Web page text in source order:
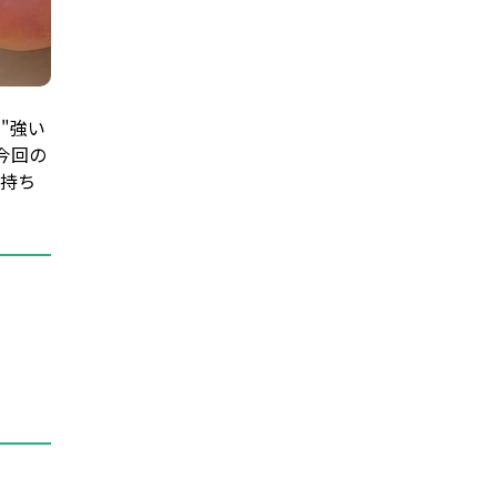
強い
回の
ち